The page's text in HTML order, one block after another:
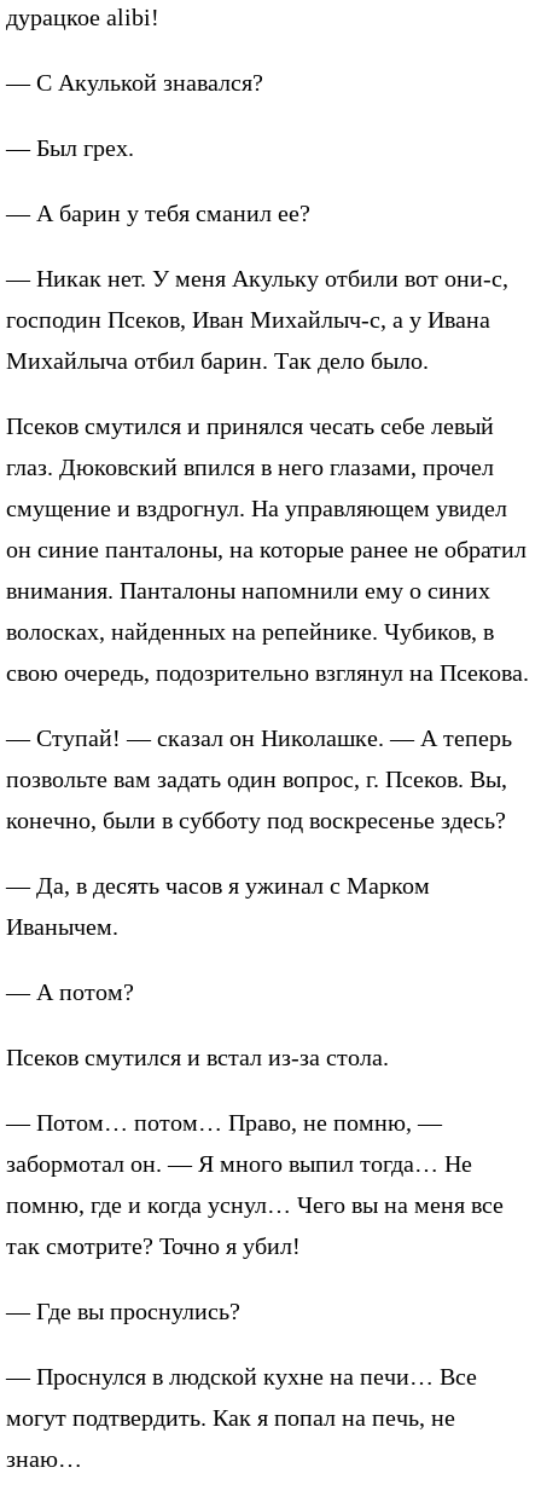
дурацкое alibi!
— С Акулькой знавался?
— Был грех.
— А барин у тебя сманил ее?
— Никак нет. У меня Акульку отбили вот они-с,
господин Псеков, Иван Михайлыч-с, а у Ивана
Михайлыча отбил барин. Так дело было.
Псеков смутился и принялся чесать себе левый
глаз. Дюковский впился в него глазами, прочел
смущение и вздрогнул. На управляющем увидел
он синие панталоны, на которые ранее не обратил
внимания. Панталоны напомнили ему о синих
волосках, найденных на репейнике. Чубиков, в
свою очередь, подозрительно взглянул на Псекова.
— Ступай! — сказал он Николашке. — А теперь
позвольте вам задать один вопрос, г. Псеков. Вы,
конечно, были в субботу под воскресенье здесь?
— Да, в десять часов я ужинал с Марком
Иванычем.
— А потом?
Псеков смутился и встал из-за стола.
— Потом… потом… Право, не помню, —
забормотал он. — Я много выпил тогда… Не
помню, где и когда уснул… Чего вы на меня все
так смотрите? Точно я убил!
— Где вы проснулись?
— Проснулся в людской кухне на печи… Все
могут подтвердить. Как я попал на печь, не
знаю…